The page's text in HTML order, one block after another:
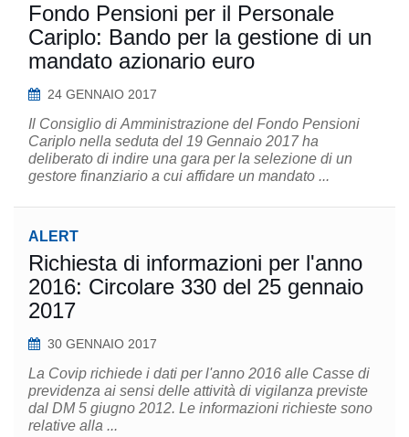
Fondo Pensioni per il Personale
Cariplo: Bando per la gestione di un
mandato azionario euro
24 GENNAIO 2017
Il Consiglio di Amministrazione del Fondo Pensioni
Cariplo nella seduta del 19 Gennaio 2017 ha
deliberato di indire una gara per la selezione di un
gestore finanziario a cui affidare un mandato ...
ALERT
Richiesta di informazioni per l'anno
2016: Circolare 330 del 25 gennaio
2017
30 GENNAIO 2017
La Covip richiede i dati per l'anno 2016 alle Casse di
previdenza ai sensi delle attività di vigilanza previste
dal DM 5 giugno 2012. Le informazioni richieste sono
relative alla ...